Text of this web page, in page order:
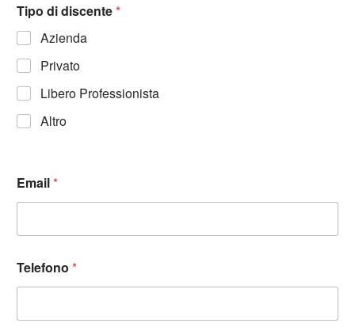
Tipo di discente*
Azienda
Privato
Libero Professionista
Altro
Email*
Telefono *